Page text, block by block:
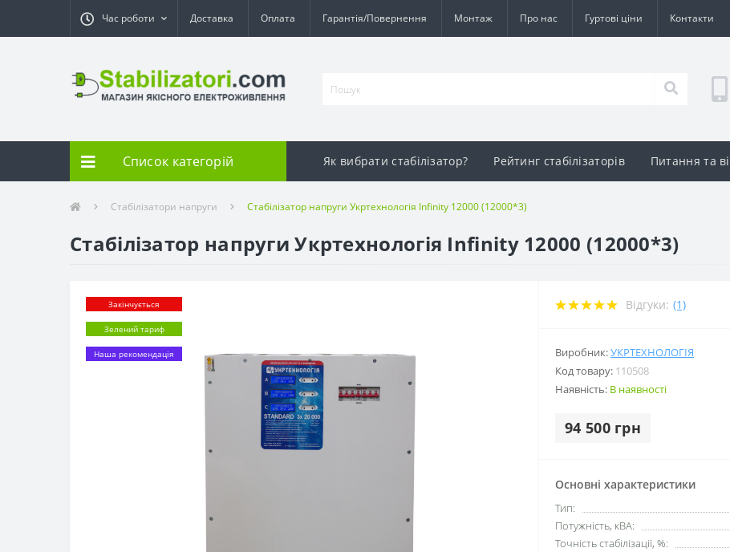
Час роботи Доставка Оплата Гарантія/Повернення Монтаж Про нас Гуртові ціни Контакти
Список категорій Як вибрати стабілізатор? Рейтинг стабілізаторів Питання та
Стабілізатори напруги Стабілізатор напруги Укртехнологія Infinity 12000 (12000*3)
Стабілізатор напруги Укртехнологія Infinity 12000 (12000*3)
Закінчується
Зелений тариф
Наша рекомендація
Відгуки: (1)
Виробник:УКРТЕХНОЛОГІЯ
Код товару: 110508
Наявність: В наявності
94 500 грн
Основні характеристики
Тип:
Потужність, кВА:
Точність стабілізації, %: